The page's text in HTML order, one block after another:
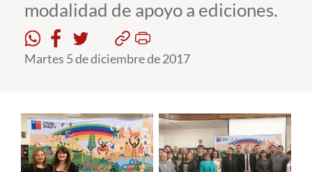
Formación Continua
Estudiantes
Alumni
modalidad de apoyo a ediciones.
Martes 5 de diciembre de 2017